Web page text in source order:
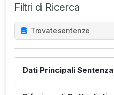
Filtri di Ricerca
Trovatesentenze
Dati Principali Sentenza